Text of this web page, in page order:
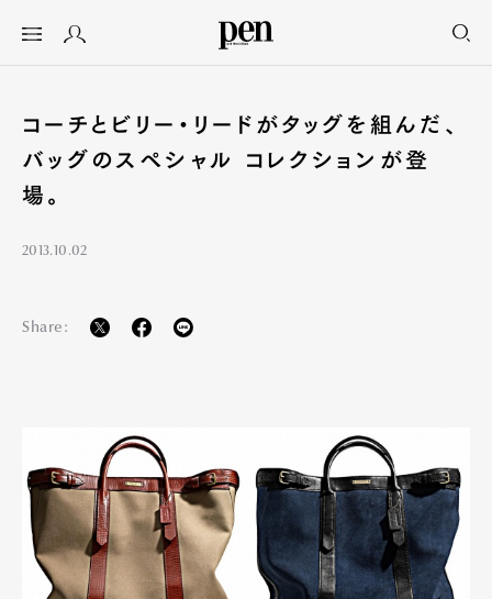
コーチとビリー・リードがタッグを組んだ、
バッグのスペシャル コレクションが登
場。
2013.10.02
Share: